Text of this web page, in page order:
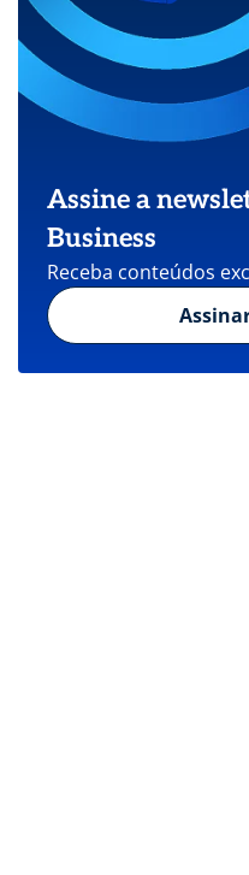
Assine a
Business
Receba conteúdos